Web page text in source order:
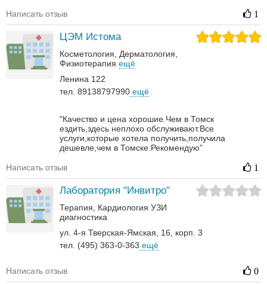
Написать отзыв 1
ЦЭМ Истома
Косметология Дерматология‎
Физиотерапия ещё
Ленина 122
тел. 89138797990 ещё
"Качество и цена хорошие.Чем в Томск
ездить,здесь неплохо обслуживают.Все
услуги,которые хотела получить,получила
дешевле,чем в Томске.Рекомендую"
Написать отзыв 1
Лаборатория "Инвитро"
Терапия Кардиология УЗИ
диагностика
ул. 4-я Тверская-Ямская, 16, корп. 3
тел. (495) 363-0-363 ещё
Написать отзыв 0